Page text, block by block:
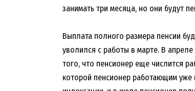
занимать три месяца, но они будут
Выплата полного размера пенсии
уволился с работы в марте. В
того, что пенсионер еще числится
которой пенсионер работающим